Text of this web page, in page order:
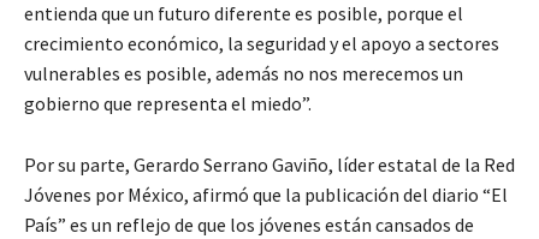
entienda que un futuro diferente es posible, porque el
crecimiento económico, la seguridad y el apoyo a sectores
vulnerables es posible, además no nos merecemos un
gobierno que representa el miedo”.
Por su parte, Gerardo Serrano Gaviño, líder estatal de la Red
Jóvenes por México, afirmó que la publicación del diario “El
País” es un reflejo de que los jóvenes están cansados de